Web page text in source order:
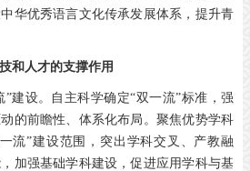
华优秀语言文化传承发展体系，提升青
和人才的支撑作用
”建设。自主科学确定“双一流”标准，强
的前瞻性、体系化布局。聚焦优势学科
流”建设范围，突出学科交叉、产教融
加强基础学科建设，促进应用学科与基